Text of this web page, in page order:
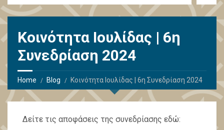
Κοινότητα Ιουλίδας | 6η
Συνεδρίαση 2024
Home Blog Κοινότητα Ιουλίδας | 6η Συνεδρίαση 2024
Δείτε τις αποφάσεις της συνεδρίασης εδώ: